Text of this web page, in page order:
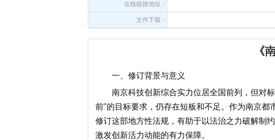
在线链接地址：
文件下载：
《
一、修订背景与意义
南京科技创新综合实力位居全国前列，但对
前"的目标要求，仍存在短板和不足。作为南京
修订这部地方性法规，有助于以法治之力破解制
激发创新活力动能的有力保障。